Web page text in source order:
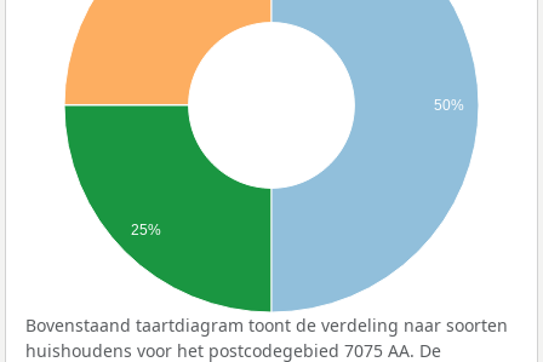
25%
50%
Bovenstaand taartdiagram toont de verdeling naar soorten
huishoudens voor het postcodegebied 7075 AA. De